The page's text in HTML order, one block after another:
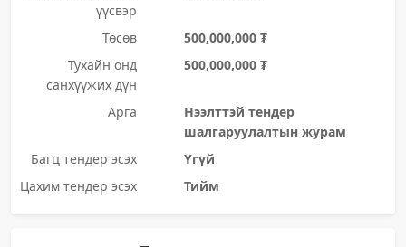
үүсвэр
Төсөв
500,000,000 ₮
Тухайн онд
санхүүжих дүн
500,000,000 ₮
Арга
Нээлттэй тендер
шалгаруулалтын журам
Багц тендер эсэх
Үгүй
Цахим тендер эсэх
Тийм